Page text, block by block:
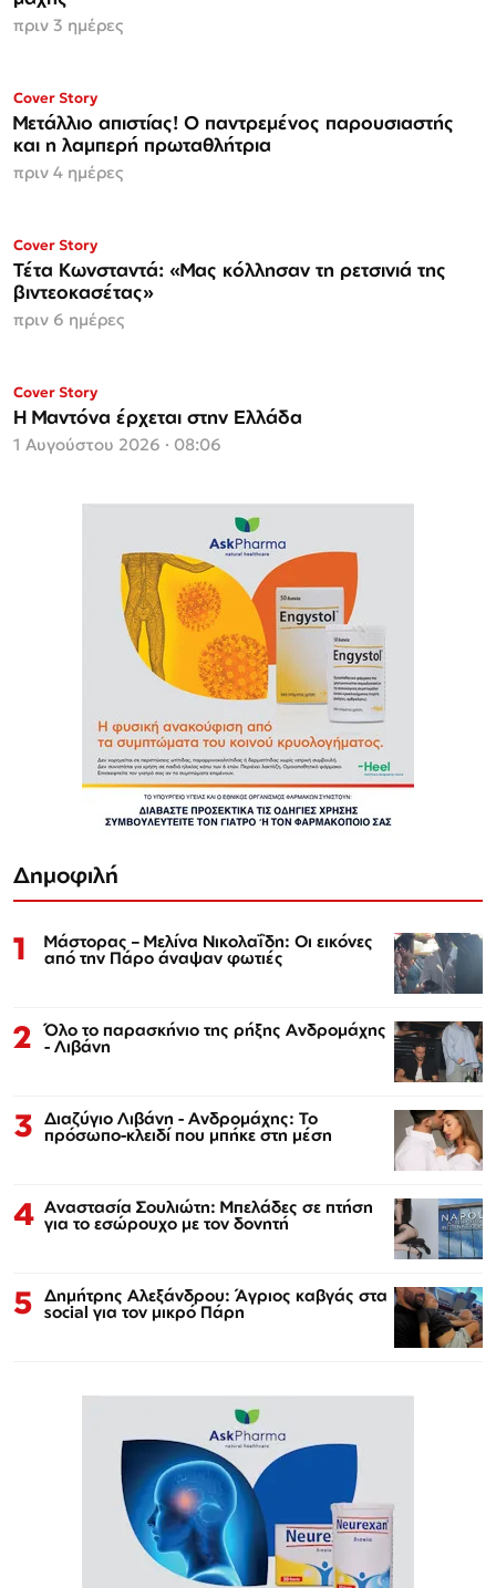
πριν 3 ημέρες
ΜΟΝΟ ΣΤΗΝ
Espresso
Cover Story
Μετάλλιο απιστίας! Ο παντρεμένος παρουσιαστής
και η λαμπερή πρωταθλήτρια
πριν 4 ημέρες
ΜΟΝΟ ΣΤΗΝ
Espresso
Cover Story
Τέτα Κωνσταντά: «Μας κόλλησαν τη ρετσινιά της
βιντεοκασέτας»
πριν 6 ημέρες
Cover Story
Η Μαντόνα έρχεται στην Ελλάδα
1 Αυγούστου 2026 · 08:06
Δημοφιλή
1 Μάστορας – Μελίνα Νικολαΐδη: Οι εικόνες
από την Πάρο άναψαν φωτιές
2 Όλο το παρασκήνιο της ρήξης Ανδρομάχης
- Λιβάνη
3 Διαζύγιο Λιβάνη - Ανδρομάχης: Το
πρόσωπο-κλειδί που μπήκε στη μέση
4 Αναστασία Σουλιώτη: Μπελάδες σε πτήση
για το εσώρουχο με τον δονητή
5 Δημήτρης Αλεξάνδρου: Άγριος καβγάς στα
social για τον μικρό Πάρη